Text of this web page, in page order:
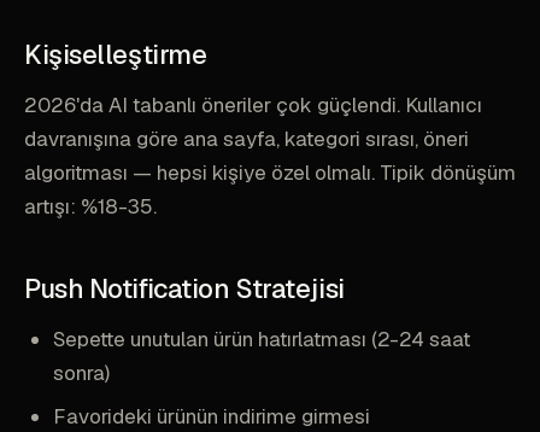
Kişiselleştirme
2026'da AI tabanlı öneriler çok güçlendi. Kullanıcı
davranışına göre ana sayfa, kategori sırası, öneri
algoritması — hepsi kişiye özel olmalı. Tipik dönüşüm
artışı: %18-35.
Push Notification Stratejisi
Sepette unutulan ürün hatırlatması (2-24 saat
sonra)
Favorideki ürünün indirime girmesi